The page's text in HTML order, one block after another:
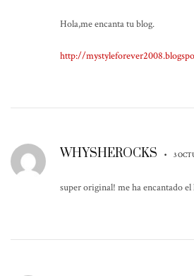
Hola,me encanta tu blog.
http://
WHYSHEROCKS • 3
super original! me ha encantado